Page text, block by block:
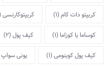
کریپتو دات کام(1) کریپتوکارنسی
کوساما یا کوزاما (1) کیف پول(2)
کیف پول کوینومی(1) یونی سواپ